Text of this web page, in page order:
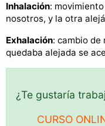
Inhalación:
nosotros, y la otra
Exhalación: cambio de
quedaba alejada se
¿Te gustaría
CURSO